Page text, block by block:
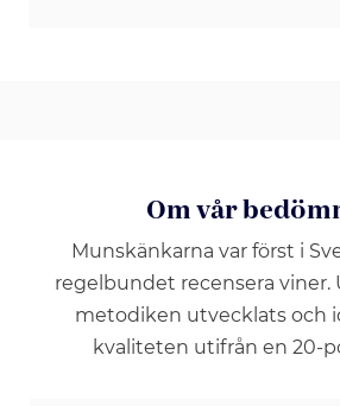
Om vår
Munskänkarna var först i
regelbundet recensera viner.
metodiken utvecklats och
kvaliteten utifrån en 20-